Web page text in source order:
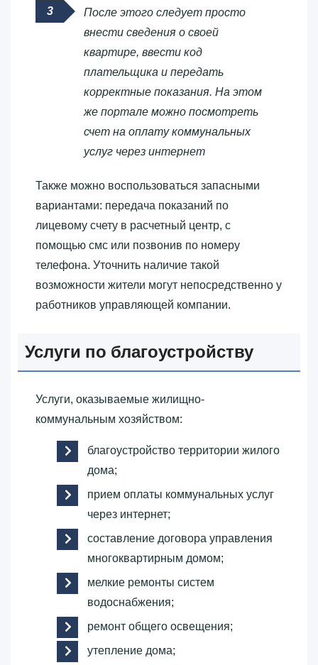
После этого следует просто
внести сведения о своей
квартире, ввести код
плательщика и передать
корректные показания. На этом
же портале можно посмотреть
счет на оплату коммунальных
услуг через интернет
Также можно воспользоваться запасными
вариантами: передача показаний по
лицевому счету в расчетный центр, с
помощью смс или позвонив по номеру
телефона. Уточнить наличие такой
возможности жители могут непосредственно у
работников управляющей компании.
Услуги по благоустройству
Услуги, оказываемые жилищно-
коммунальным хозяйством:
благоустройство территории жилого
дома;
прием оплаты коммунальных услуг
через интернет;
составление договора управления
многоквартирным домом;
мелкие ремонты систем
водоснабжения;
ремонт общего освещения;
утепление дома;